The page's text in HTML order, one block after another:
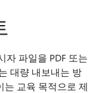
자 파일을 PDF 또는
대량 내보내는 방
는 교육 목적으로 제